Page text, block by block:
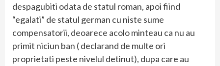
despagubiti odata de statul roman, apoi fiind
“egalati” de statul german cu niste sume
compensatorii, deoarece acolo minteau ca nu au
primit niciun ban ( declarand de multe ori
proprietati peste nivelul detinut), dupa care au